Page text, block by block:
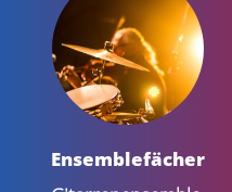
Ensemble­fächer